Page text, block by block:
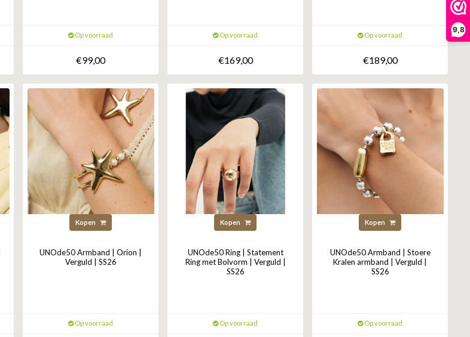
9,8
Op voorraad
€99,00
Op voorraad
€169,00
Op voorraad
€189,00
Kopen
UNOde50 Armband | Orion |
Verguld | SS26
Op voorraad
Kopen
UNOde50 Ring | Statement
Ring met Bolvorm | Verguld |
SS26
Op voorraad
Kopen
UNOde50 Armband | Stoere
Kralen armband | Verguld |
SS26
Op voorraad